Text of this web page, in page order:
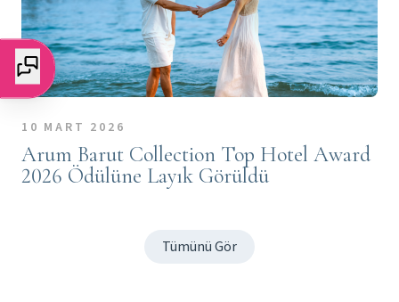
10 MART 2026
Arum Barut Collection Top Hotel Award
2026 Ödülüne Layık Görüldü
Tümünü Gör